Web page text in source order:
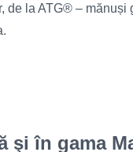
de la ATG® – mănuși
şi în gama